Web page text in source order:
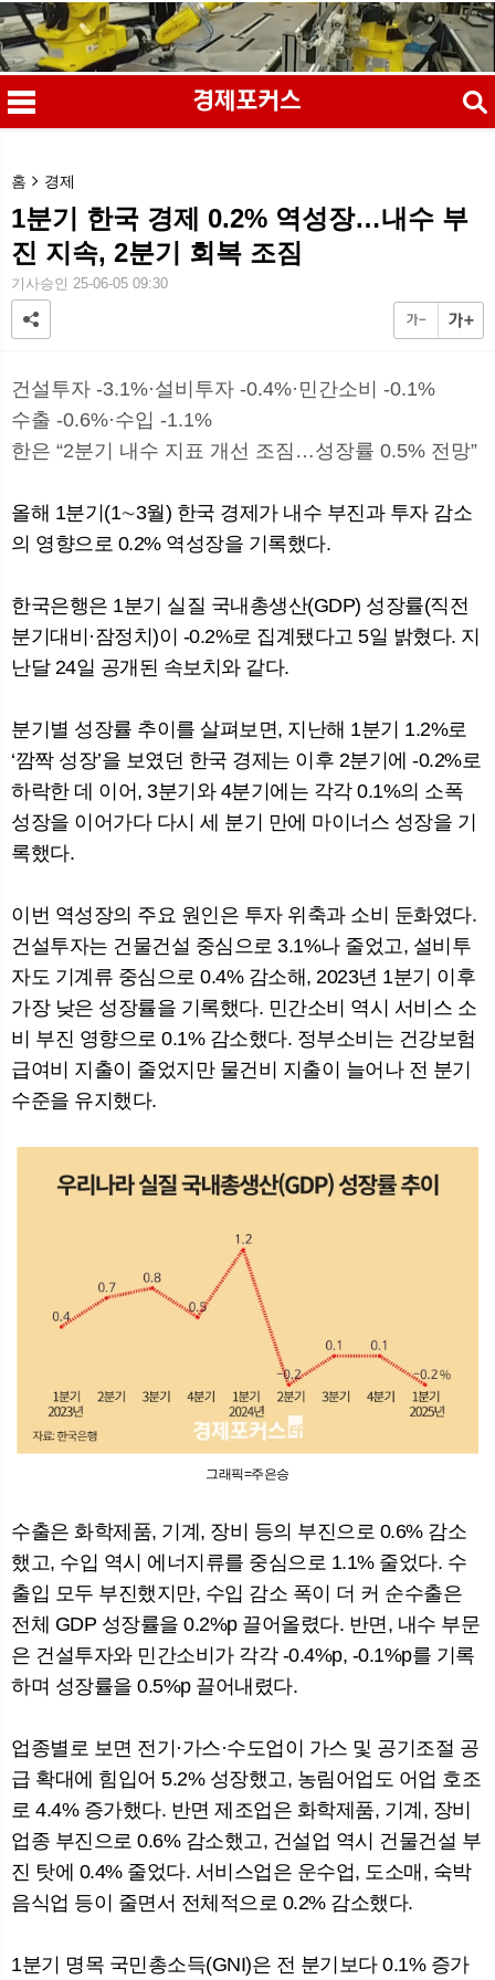
메
홈 경제
1분기 한국 경제 0.2% 역성장…내수 부
진 지속, 2분기 회복 조짐
기사승인 25-06-05 09:30
건설투자 -3.1%·설비투자 -0.4%·민간소비 -0.1%
수출 -0.6%·수입 -1.1%
한은 “2분기 내수 지표 개선 조짐…성장률 0.5% 전망”
올해 1분기(1∼3월) 한국 경제가 내수 부진과 투자 감소
의 영향으로 0.2% 역성장을 기록했다.
한국은행은 1분기 실질 국내총생산(GDP) 성장률(직전
분기대비·잠정치)이 -0.2%로 집계됐다고 5일 밝혔다. 지
난달 24일 공개된 속보치와 같다.
분기별 성장률 추이를 살펴보면, 지난해 1분기 1.2%로
‘깜짝 성장’을 보였던 한국 경제는 이후 2분기에 -0.2%로
하락한 데 이어, 3분기와 4분기에는 각각 0.1%의 소폭
성장을 이어가다 다시 세 분기 만에 마이너스 성장을 기
록했다.
이번 역성장의 주요 원인은 투자 위축과 소비 둔화였다.
건설투자는 건물건설 중심으로 3.1%나 줄었고, 설비투
자도 기계류 중심으로 0.4% 감소해, 2023년 1분기 이후
가장 낮은 성장률을 기록했다. 민간소비 역시 서비스 소
비 부진 영향으로 0.1% 감소했다. 정부소비는 건강보험
급여비 지출이 줄었지만 물건비 지출이 늘어나 전 분기
수준을 유지했다.
그래픽=주은승
수출은 화학제품, 기계, 장비 등의 부진으로 0.6% 감소
했고, 수입 역시 에너지류를 중심으로 1.1% 줄었다. 수
출입 모두 부진했지만, 수입 감소 폭이 더 커 순수출은
전체 GDP 성장률을 0.2%p 끌어올렸다. 반면, 내수 부문
은 건설투자와 민간소비가 각각 -0.4%p, -0.1%p를 기록
하며 성장률을 0.5%p 끌어내렸다.
업종별로 보면 전기·가스·수도업이 가스 및 공기조절 공
급 확대에 힘입어 5.2% 성장했고, 농림어업도 어업 호조
로 4.4% 증가했다. 반면 제조업은 화학제품, 기계, 장비
업종 부진으로 0.6% 감소했고, 건설업 역시 건물건설 부
진 탓에 0.4% 줄었다. 서비스업은 운수업, 도소매, 숙박
음식업 등이 줄면서 전체적으로 0.2% 감소했다.
1분기 명목 국민총소득(GNI)은 전 분기보다 0.1% 증가